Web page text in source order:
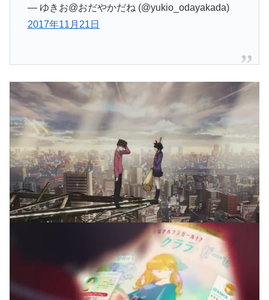
— ゆきお@おだやかだね (@yukio_odayakada)
2017年11月21日